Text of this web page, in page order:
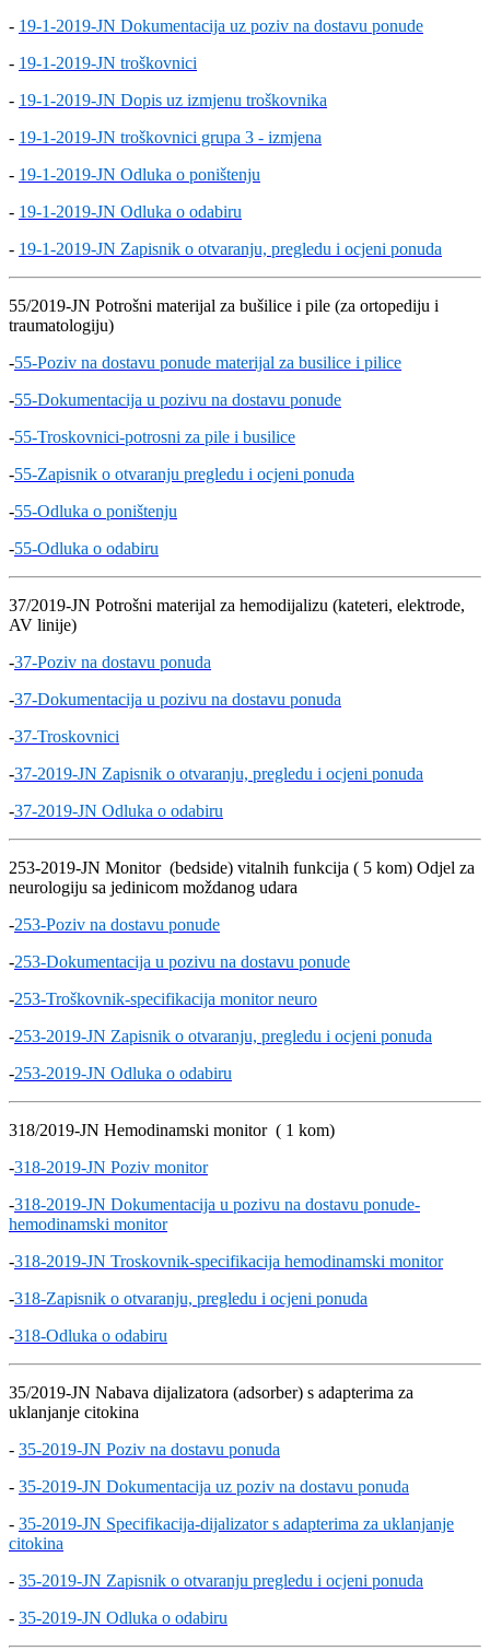
- 19-1-2019-JN Dokumentacija uz poziv na dostavu ponude
- 19-1-2019-JN troškovnici
- 19-1-2019-JN Dopis uz izmjenu troškovnika
- 19-1-2019-JN troškovnici grupa 3 - izmjena
- 19-1-2019-JN Odluka o poništenju
- 19-1-2019-JN Odluka o odabiru
- 19-1-2019-JN Zapisnik o otvaranju, pregledu i ocjeni ponuda
55/2019-JN Potrošni materijal za bušilice i pile (za ortopediju i
traumatologiju)
-55-Poziv na dostavu ponude materijal za busilice i pilice
-55-Dokumentacija u pozivu na dostavu ponude
-55-Troskovnici-potrosni za pile i busilice
-55-Zapisnik o otvaranju pregledu i ocjeni ponuda
-55-Odluka o poništenju
-55-Odluka o odabiru
37/2019-JN Potrošni materijal za hemodijalizu (kateteri, elektrode,
AV linije)
-37-Poziv na dostavu ponuda
-37-Dokumentacija u pozivu na dostavu ponuda
-37-Troskovnici
-37-2019-JN Zapisnik o otvaranju, pregledu i ocjeni ponuda
-37-2019-JN Odluka o odabiru
253-2019-JN Monitor (bedside) vitalnih funkcija ( 5 kom) Odjel za
neurologiju sa jedinicom moždanog udara
-253-Poziv na dostavu ponude
-253-Dokumentacija u pozivu na dostavu ponude
-253-Troškovnik-specifikacija monitor neuro
-253-2019-JN Zapisnik o otvaranju, pregledu i ocjeni ponuda
-253-2019-JN Odluka o odabiru
318/2019-JN Hemodinamski monitor ( 1 kom)
-318-2019-JN Poziv monitor
-318-2019-JN Dokumentacija u pozivu na dostavu ponude-
hemodinamski monitor
-318-2019-JN Troskovnik-specifikacija hemodinamski monitor
-318-Zapisnik o otvaranju, pregledu i ocjeni ponuda
-318-Odluka o odabiru
35/2019-JN Nabava dijalizatora (adsorber) s adapterima za
uklanjanje citokina
- 35-2019-JN Poziv na dostavu ponuda
- 35-2019-JN Dokumentacija uz poziv na dostavu ponuda
- 35-2019-JN Specifikacija-dijalizator s adapterima za uklanjanje
citokina
- 35-2019-JN Zapisnik o otvaranju pregledu i ocjeni ponuda
- 35-2019-JN Odluka o odabiru